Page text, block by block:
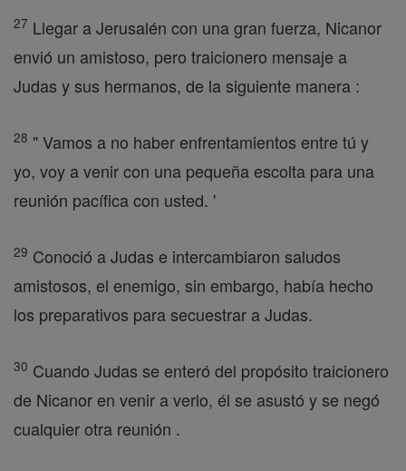
27 Llegar a Jerusalén con una gran fuerza, Nicanor
envió un amistoso, pero traicionero mensaje a
Judas y sus hermanos, de la siguiente manera :
28 " Vamos a no haber enfrentamientos entre tú y
yo, voy a venir con una pequeña escolta para una
reunión pacífica con usted. '
29 Conoció a Judas e intercambiaron saludos
amistosos, el enemigo, sin embargo, había hecho
los preparativos para secuestrar a Judas.
30 Cuando Judas se enteró del propósito traicionero
de Nicanor en venir a verlo, él se asustó y se negó
cualquier otra reunión .